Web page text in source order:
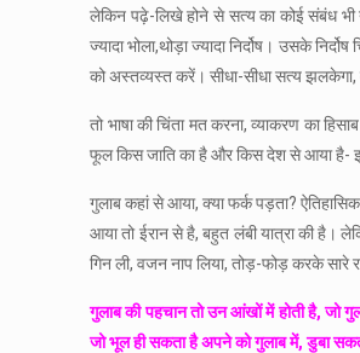
लेकिन पढ़े-लिखे होने से सत्य का कोई संबंध भी
ज्यादा भोला,थोड़ा ज्यादा निर्दोष। उसके
को अस्तव्यस्त करें। सीधा-सीधा सत्य झलकेगा,
तो भाषा की चिंता मत करना, व्याकरण का
फूल किस जाति का है और किस देश से आया है-
गुलाब कहां से आया, क्या फर्क पड़ता?
आया तो ईरान से है, बहुत लंबी यात्रा की है।
गिन ली, वजन नाप लिया, तोड़-फोड़ करके सारे
गुलाब की पहचान तो उन आंखों में होती है, जो
जो भूल ही सकता है अपने को गुलाब में, डुबा